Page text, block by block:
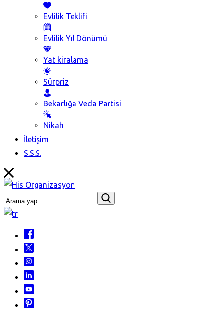
Evlilik Teklifi
Evlilik Yıl Dönümü
Yat kiralama
Sürpriz
Bekarlığa Veda Partisi
Nikah
İletişim
S.S.S.